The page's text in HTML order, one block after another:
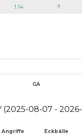
1.14 ?
GA
(2025-08-07 -
Angriffe Eckbälle